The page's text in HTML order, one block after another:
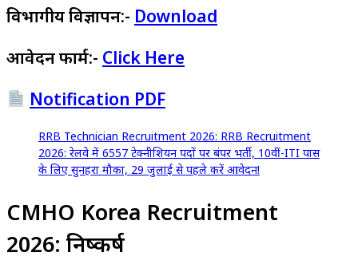
विभागीय विज्ञापन:- Download
आवेदन फार्म:- Click Here
Notification PDF
RRB Technician Recruitment 2026: RRB Recruitment
2026: रेलवे में 6557 टेक्नीशियन पदों पर बंपर भर्ती, 10वीं-ITI पास
के लिए सुनहरा मौका, 29 जुलाई से पहले करें आवेदन!
CMHO Korea Recruitment
2026: निष्कर्ष